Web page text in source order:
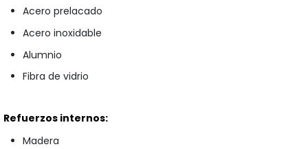
Acero prelacado
Acero inoxidable
Alumnio
Fibra de vidrio
Refuerzos internos:
Madera